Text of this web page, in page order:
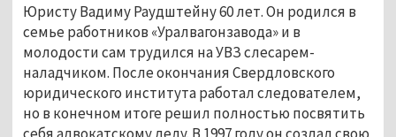
Юристу Вадиму Раудштейну 60 лет. Он родился в
семье работников «Уралвагонзавода» и в
молодости сам трудился на УВЗ слесарем-
наладчиком. После окончания Свердловского
юридического института работал следователем,
но в конечном итоге решил полностью посвятить